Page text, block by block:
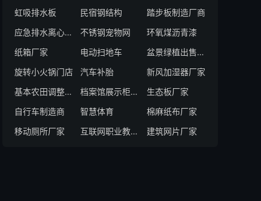
虹吸排水板
民宿钢结构
踏步板制造厂商
应急排水离心泵厂家
不锈钢宠物网
环氧煤沥青漆
纸箱厂家
电动扫地车
盆景绿植出售厂家
旋转小火锅门店
汽车补胎
新风加湿器厂家
基本农田调整技术服务公司t
档案馆展示柜厂家
生态板厂家
自行车制造商
智慧体育
棉麻纸布厂家
移动厕所厂家
互联网职业教育学校 建筑网片厂家